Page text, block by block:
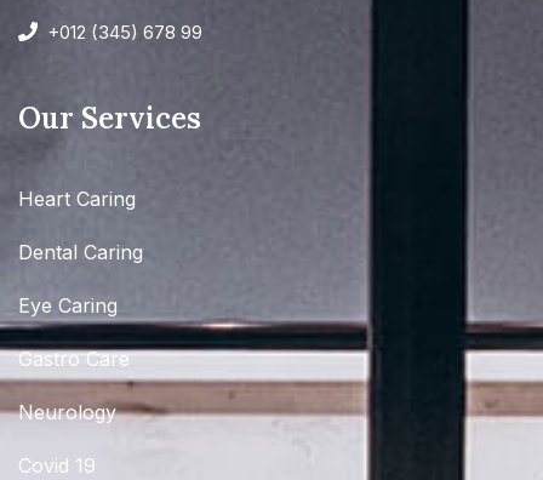
+012 (345) 678 99
Our Services
Heart Caring
Dental Caring
Eye Caring
Gastro Care
Neurology
Covid 19